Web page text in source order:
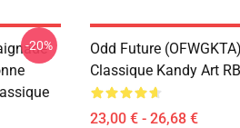
-20%
Odd Future
Classique Kandy Art
23,00 € - 26,68 €